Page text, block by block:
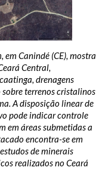
em Canindé (CE), mostra
Central,
drenagens
sobre terrenos cristalinos
A disposição linear de
pode indicar controle
em áreas submetidas a
encontra-se em
de minerais
realizados no Ceará